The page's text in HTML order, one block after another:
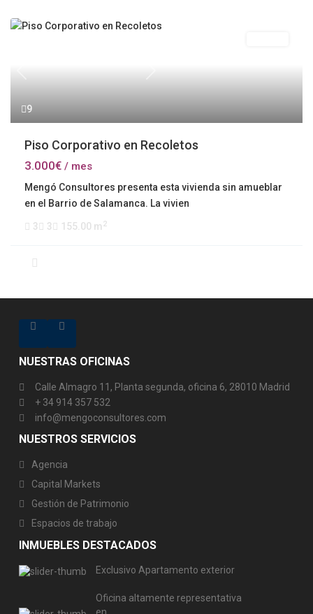
9
Previous Next
Piso Corporativo en Recoletos
3.000€ / mes
Mengó Consultores presenta esta vivienda sin amueblar
en el Barrio de Salamanca. La vivien
3 3 155.00 m 2
NUESTRAS OFICINAS
Calle Almagro 11, Planta segunda, oficina 6, 28010 Madrid
+ 34 914 357 532
info@mengoconsultores.com
NUESTROS SERVICIOS
Agencia
Capital Markets
Gestión de Patrimonio
Espacios de trabajo
INMUEBLES DESTACADOS
Exclusivo Apartamento exterior
Oficina altamente representativa